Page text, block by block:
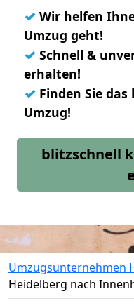
✓ Wir helfen
Umzug geht!
✓ Schnell &
erhalten!
✓ Finden Sie
Umzug!
blitzschnell
Umzugsunternehmen
Heidelberg nach